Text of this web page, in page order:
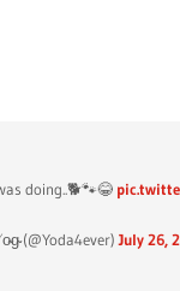
doing..🐕🐾😂
(@Yoda4ever)July 26,